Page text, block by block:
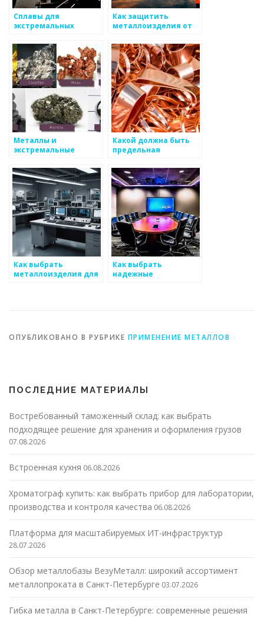
Сплавы для
экстремальных
Как защитить
металлоизделия от
высоких температур
Металлы и
экстремальные
использования
Какой должна быть
предельная
металлоизделий
Как выбрать
металлоизделия для
Как выбрать
надежные
ОПУБЛИКОВАНО В РУБРИКЕ ПРИМЕНЕНИЕ МЕТАЛЛОВ
ПОСЛЕДНИЕ МАТЕРИАЛЫ
Востребованный таможенный склад: как выбрать
подходящее решение для хранения и оформления грузов
07.08.2026
Встроенная кухня 06.08.2026
Хроматограф купить: как выбрать прибор для лаборатории,
производства и контроля качества 06.08.2026
Платформа для масштабируемых ИТ-инфраструктур
28.07.2026
Обзор металлобазы ВезуМеталл: широкий ассортимент
металлопроката в Санкт-Петербурге 03.07.2026
Гибка металла в Санкт-Петербурге: современные решения